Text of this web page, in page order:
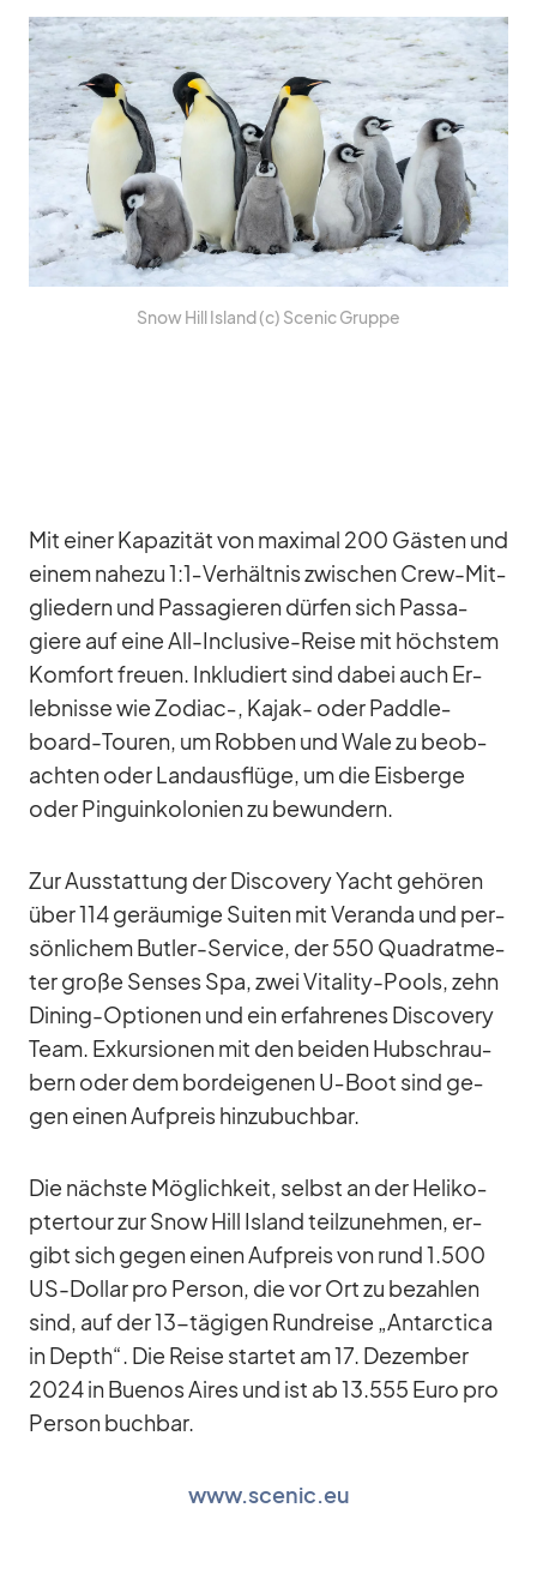
Snow Hill Is­land (c) Scenic Gruppe
Mit ei­ner Ka­pa­zi­tät von ma­xi­mal 200 Gäs­ten und
ei­nem na­hezu 1:1‑Verhältnis zwi­schen Crew-Mit­
glie­dern und Pas­sa­gie­ren dür­fen sich Pas­sa­
giere auf eine All-In­clu­sive-Reise mit höchs­tem
Kom­fort freuen. In­klu­diert sind da­bei auch Er­
leb­nisse wie Zodiac‑, Ka­jak- oder Padd­le­
board-Tou­ren, um Rob­ben und Wale zu be­ob­
ach­ten oder Land­aus­flüge, um die Eis­berge
oder Pin­guin­ko­lo­nien zu be­wun­dern.
Zur Aus­stat­tung der Dis­co­very Yacht ge­hö­ren
über 114 ge­räu­mige Sui­ten mit Ve­randa und per­
sön­li­chem But­ler-Ser­vice, der 550 Qua­drat­me­
ter große Sen­ses Spa, zwei Vi­ta­lity-Pools, zehn
Di­ning-Op­tio­nen und ein er­fah­re­nes Dis­co­very
Team. Ex­kur­sio­nen mit den bei­den Hub­schrau­
bern oder dem bord­ei­ge­nen U‑Boot sind ge­
gen ei­nen Auf­preis hin­zu­buch­bar.
Die nächste Mög­lich­keit, selbst an der He­li­ko­
pter­tour zur Snow Hill Is­land teil­zu­neh­men, er­
gibt sich ge­gen ei­nen Auf­preis von rund 1.500
US-Dol­lar pro Per­son, die vor Ort zu be­zah­len
sind, auf der 13-tä­gi­gen Rund­reise „Ant­ar­c­tica
in Depth“. Die Reise star­tet am 17. De­zem­ber
2024 in Bue­nos Ai­res und ist ab 13.555 Euro pro
Per­son buch­bar.
www.scenic.eu